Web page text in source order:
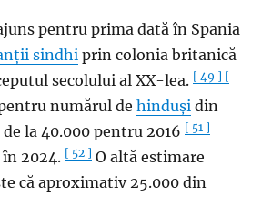
pentru prima dată în Spania
sindhi prin colonia britanică
secolului al XX-lea.[ 49 ] [
numărul dehinduși din
de la 40.000 pentru 2016[ 51 ]
în 2024.[ 52 ] O altă estimare
că aproximativ 25.000 din